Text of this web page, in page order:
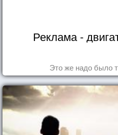
Реклама -
Это же надо было